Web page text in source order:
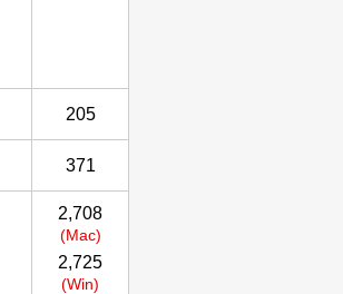
205
371
2,708
(Mac)
2,725
(Win)